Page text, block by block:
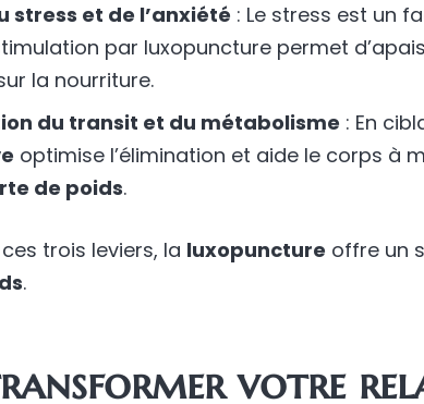
stress et de l’anxiété : Le stress est un
par luxopuncture permet
la nourriture.
du transit et du métabolisme : En
optimise l’élimination et aide le corps à
de poids.
trois leviers, la luxopuncture offre un
.
votre